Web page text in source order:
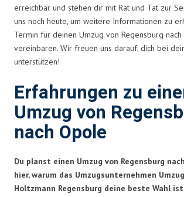
erreichbar und stehen dir mit Rat und Tat zur
uns noch heute, um weitere Informationen zu
Termin für deinen Umzug von Regensburg
vereinbaren. Wir freuen uns darauf, dich bei
unterstützen!
Erfahrungen zu
Umzug von
nach Opole
Du planst einen Umzug von Regensburg
hier, warum das Umzugsunternehmen
Holtzmann Regensburg deine beste Wahl